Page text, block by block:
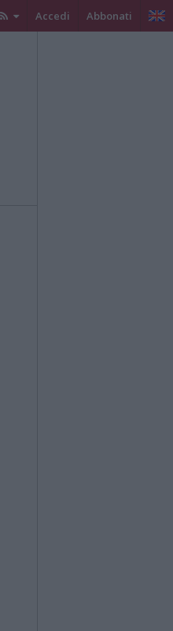
Accedi Abbonati